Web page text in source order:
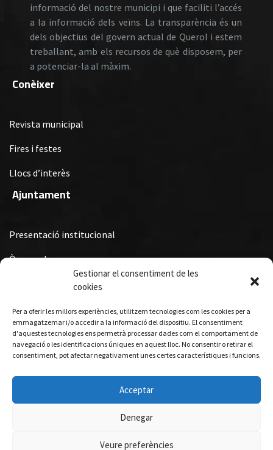
Gestionar el consentiment de les
cookies
Per a oferir les millors experiències, utilitzem tecnologies com les cookies per a
emmagatzemar i/o accedir a la informació del dispositiu. El consentiment
d'aquestes tecnologies ens permetrà processar dades com el comportament de
navegació o les identificacions úniques en aquest lloc. No consentir o retirar el
consentiment, pot afectar negativament unes certes característiques i funcions.
Acceptar
Denegar
Veure preferències
informació del nostre municipi i que faciliti l’accés
a la informació dels veïns. La transparència és un
dels objectius del govern actual de Querol i estem
treballant, amb els recursos de què disposem, per
a potenciar-la al màxim.
Conèixer
Revista municipal
Fires i festes
Llocs d’interès
Ajuntament
Presentació institucional
Òrgans de govern
Ordenances Fiscals, Ordenances i Reglaments i Subvencions i
Turisme
Allotjament